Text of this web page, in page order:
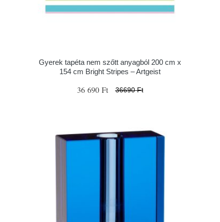
Gyerek tapéta nem szőtt anyagból 200 cm x
154 cm Bright Stripes – Artgeist
36 690 Ft 36690 Ft